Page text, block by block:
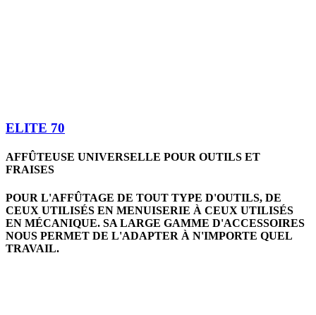
ELITE 70
AFFÛTEUSE UNIVERSELLE POUR OUTILS ET
FRAISES
POUR L'AFFÛTAGE DE TOUT TYPE D'OUTILS, DE
CEUX UTILISÉS EN MENUISERIE À CEUX UTILISÉS
EN MÉCANIQUE. SA LARGE GAMME D'ACCESSOIRES
NOUS PERMET DE L'ADAPTER À N'IMPORTE QUEL
TRAVAIL.